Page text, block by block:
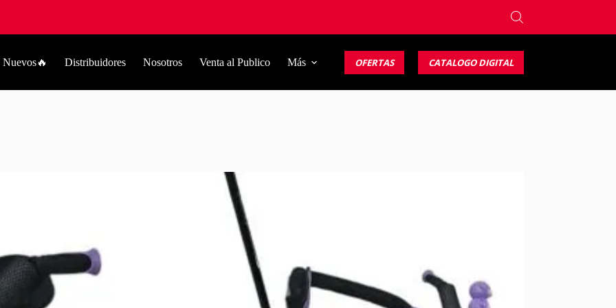
Nuevos🔥 Distribuidores Nosotros Venta al Publico Más OFERTAS CATALOGO DIGITAL